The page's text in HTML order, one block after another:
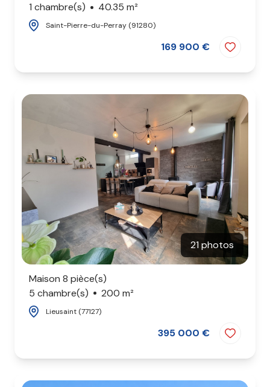
1 chambre(s)
40.35 m²
Saint-Pierre-du-Perray (91280)
169 900 €
21 photos
Maison 8 pièce(s)
5 chambre(s)
200 m²
Lieusaint (77127)
395 000 €